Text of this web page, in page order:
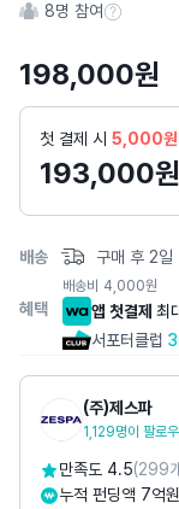
토
상
세
8명 참여참여 수 정보
198,000원
첫 결제 시 5,000원
193,000원
배송 구매 후 2일
배송비 4,000원
혜택 앱 첫결제 최
서포터클럽
(주)제스파
1,129명이 팔로
만족도 4.5(299
누적 펀딩액 7억